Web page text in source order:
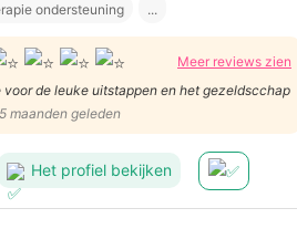
ondersteuning ...
Meer reviews zien
voor de leuke uitstappen en het gezeldscchap
maanden geleden
Het profiel bekijken